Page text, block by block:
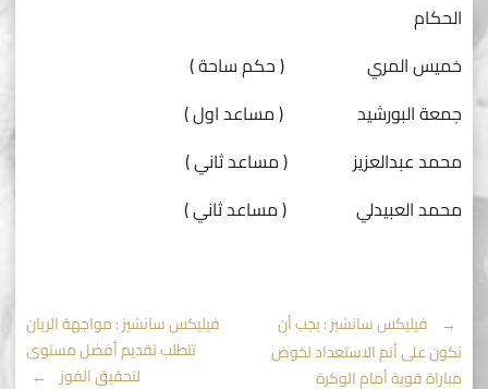
الحكام
خميس المري ( حكم ساحة )
جمعة البورشيد ( مساعد اول )
محمد عبدالعزيز ( مساعد ثاني )
محمد العبيدلي ( مساعد ثاني )
Post
←
فيليكس سانشيز : يجب أن
نكون على أتم الاستعداد لخوض
مباراة قوية أمام الوكرة
فيليكس سانشيز : مواجهة الريان
تتطلب تقديم أفضل مستوى
لتحقيق الفوز →